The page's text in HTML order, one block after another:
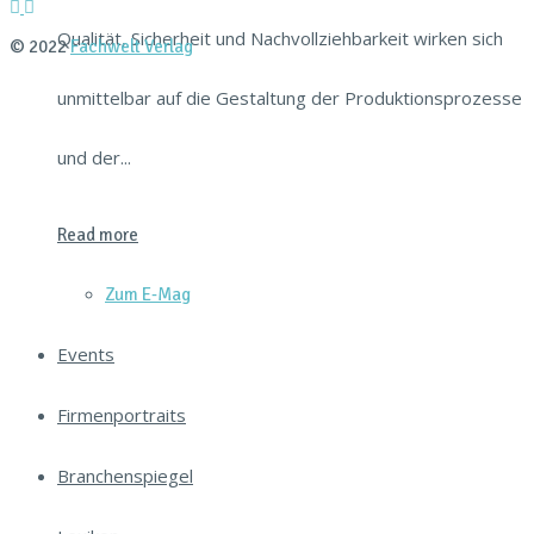
Qualität, Sicherheit und Nachvollziehbarkeit wirken sich
unmittelbar auf die Gestaltung der Produktionsprozesse
und der...
Read more
Zum E‑Mag
Events
Firmenportraits
Branchenspiegel
© 2022Fachwelt Verlag